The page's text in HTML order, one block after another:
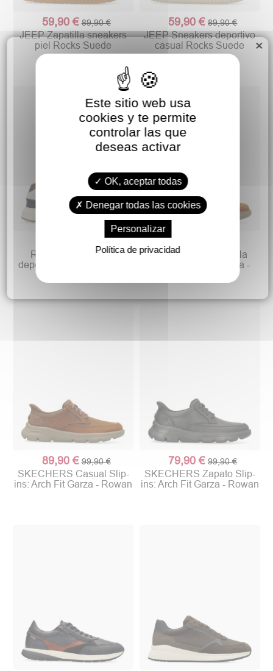
59,90 € 89,90 €
JEEP Zapatilla sneakers
piel Rocks Suede
59,90 € 89,90 €
JEEP Sneakers deportivo
casual Rocks Suede
REEBOK Sneakers
deportivo casual GL 1100
79,90 €
SKECHERS Zapatilla
casual Slip-ins: Garza -
89,90 € 99,90 €
SKECHERS Casual Slip-
ins: Arch Fit Garza - Rowan
79,90 € 99,90 €
SKECHERS Zapato Slip-
ins: Arch Fit Garza - Rowan
×
Este sitio web usa
cookies y te permite
controlar las que
deseas activar
OK, aceptar todas
Denegar todas las cookies
Personalizar
Política de privacidad